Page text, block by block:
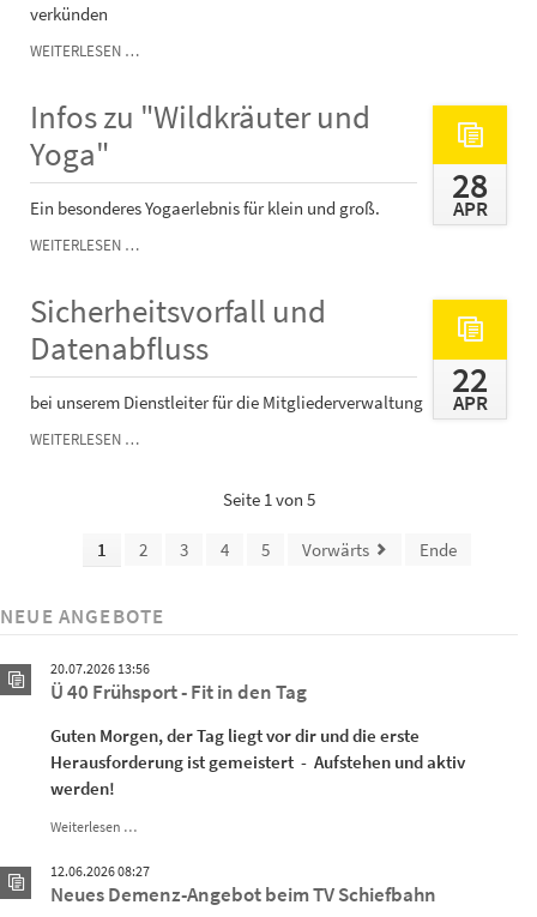
verkünden
WEITERLESEN …HARMONISCHE
TV
Infos zu "Wildkräuter und
Yoga"
28
APR
Ein besonderes Yogaerlebnis für klein und groß.
WEITERLESEN …INFOS
UND
YOGA"
Sicherheitsvorfall und
Datenabfluss
22
APR
bei unserem Dienstleiter für die Mitgliederverwaltung
WEITERLESEN …SICHERHEITSVORFALL
Seite 1 von 5
1 2 3 4 5 Vorwärts Ende
NEUE ANGEBOTE
20.07.2026 13:56
Ü 40 Frühsport - Fit in den Tag
Guten Morgen, der Tag liegt vor dir und die erste
Herausforderung ist gemeistert - Aufstehen und aktiv
werden!
Weiterlesen …Ü
Frühsport
12.06.2026 08:27
Neues Demenz-Angebot beim TV Schiefbahn